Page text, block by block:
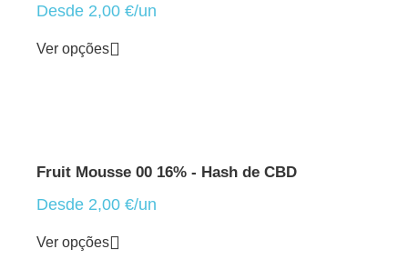
Desde 2,00 €/un
Ver opções
Fruit Mousse 00 16% - Hash de CBD
Desde 2,00 €/un
Ver opções